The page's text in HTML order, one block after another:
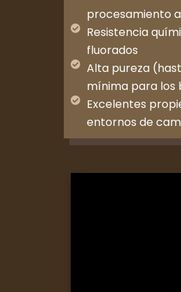
procesamiento
Resistencia
fluorados
Alta pureza
mínima para los
Excelentes
entornos de